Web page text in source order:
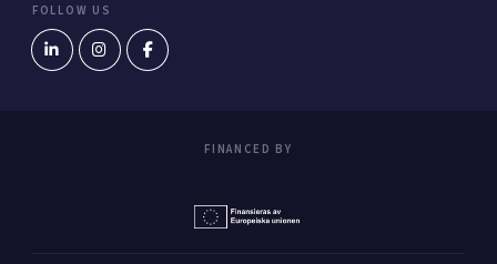
FOLLOW US
FINANCED BY